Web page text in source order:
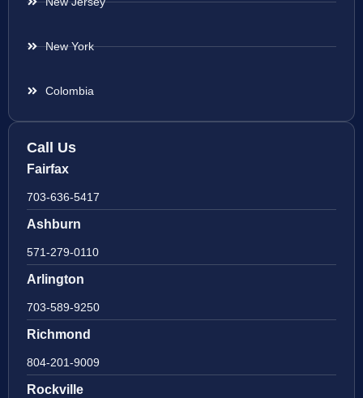
New York
Colombia
Call Us
Fairfax
703-636-5417
Ashburn
571-279-0110
Arlington
703-589-9250
Richmond
804-201-9009
Rockville